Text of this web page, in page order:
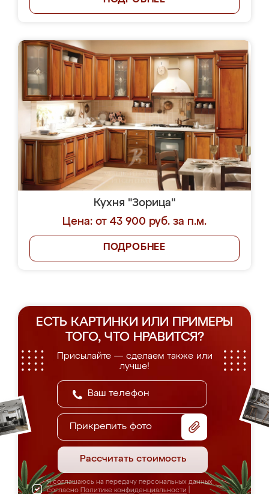
Кухня "Зорица"
Цена: от 43 900 руб. за п.м.
ПОДРОБНЕЕ
ЕСТЬ КАРТИНКИ ИЛИ ПРИМЕРЫ
ТОГО, ЧТО НРАВИТСЯ?
Присылайте — сделаем также или
лучше!
Прикрепить фото
Рассчитать стоимость
Я соглашаюсь на передачу персональных данных
согласно Политике конфиденциальности